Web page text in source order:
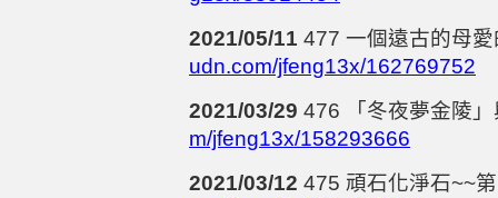
2021/05/11 477 一個遠古的母
udn.com/jfeng13x/162769752
2021/03/29 476
「冬夜夢金陵
m/jfeng13x/158293666
2021/03/12 475 頑石化淨石~~